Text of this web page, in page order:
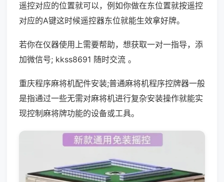
遥控对应的位置就可以，例如你做在东位置就按遥控
对应的A键这时候遥控器东位就能生效拿好牌。
若你在仪器使用上需要帮助，想获取一对一指导，添
加微信号; kkss8691 随时交流 。
重庆程序麻将机配件安装;普通麻将机程序控牌器一般
是指通过一些无需对麻将机进行复杂安装操作就能实
现控制麻将牌功能的设备或工具。